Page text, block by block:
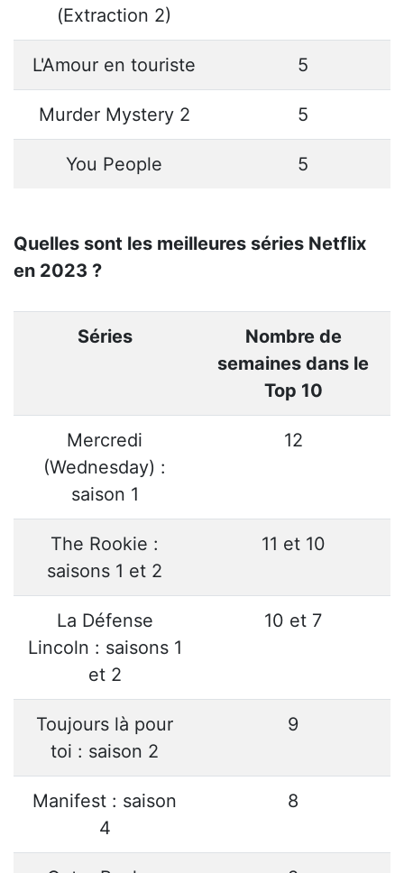
(Extraction 2)
L'Amour en touriste 5
Murder Mystery 2 5
You People 5
Quelles sont les meilleures séries Netflix
en 2023 ?
Séries
Nombre de
semaines dans le
Top 10
Mercredi
(Wednesday) :
saison 1
12
The Rookie :
saisons 1 et 2
11 et 10
La Défense
Lincoln : saisons 1
et 2
10 et 7
Toujours là pour
toi : saison 2
9
Manifest : saison
4
8